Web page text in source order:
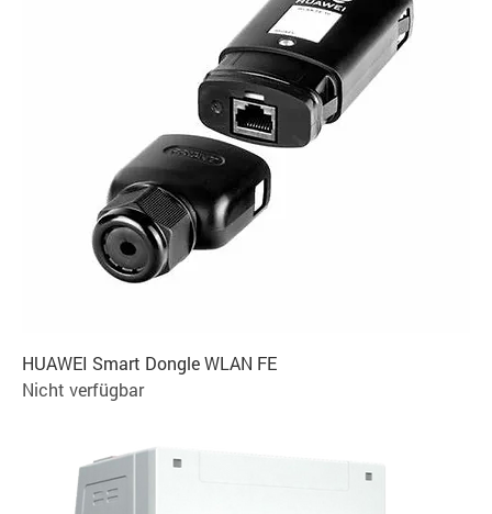
HUAWEI Smart Dongle WLAN FE
Nicht verfügbar